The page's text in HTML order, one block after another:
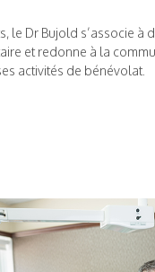
le Dr Bujold s’associe à
et redonne à la
activités de bénévolat.